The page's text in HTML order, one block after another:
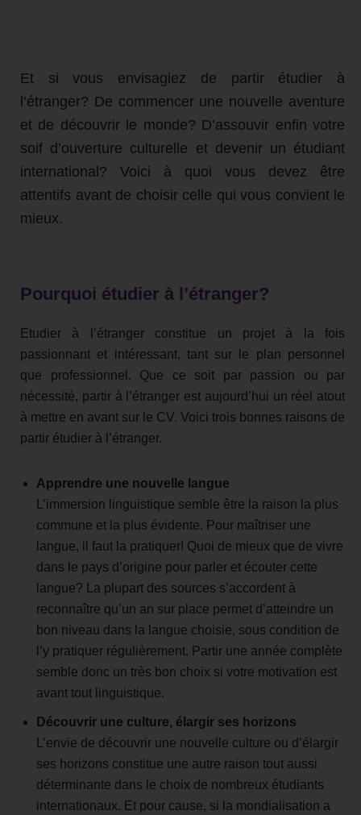
Et si vous envisagiez de partir étudier à
l’étranger? De commencer une nouvelle aventure
et de découvrir le monde? D’assouvir enfin votre
soif d’ouverture culturelle et devenir un étudiant
international? Voici à quoi vous devez être
attentifs avant de choisir celle qui vous convient le
mieux.
Pourquoi étudier à l’étranger?
Etudier à l’étranger constitue un projet à la fois
passionnant et intéressant, tant sur le plan personnel
que professionnel. Que ce soit par passion ou par
nécessité, partir à l’étranger est aujourd’hui un réel atout
à mettre en avant sur le CV. Voici trois bonnes raisons de
partir étudier à l’étranger.
Apprendre une nouvelle langue
L’immersion linguistique semble être la raison la plus
commune et la plus évidente. Pour maîtriser une
langue, il faut la pratiquer! Quoi de mieux que de vivre
dans le pays d’origine pour parler et écouter cette
langue? La plupart des sources s’accordent à
reconnaître qu’un an sur place permet d’atteindre un
bon niveau dans la langue choisie, sous condition de
l’y pratiquer régulièrement. Partir une année complète
semble donc un très bon choix si votre motivation est
avant tout linguistique.
Découvrir une culture, élargir ses horizons
L’envie de découvrir une nouvelle culture ou d’élargir
ses horizons constitue une autre raison tout aussi
déterminante dans le choix de nombreux étudiants
internationaux. Et pour cause, si la mondialisation a